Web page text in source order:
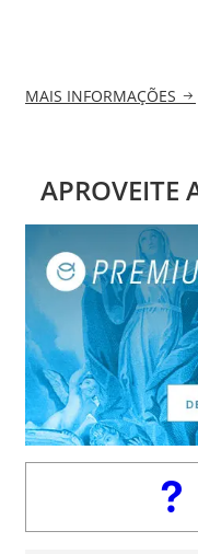
MAIS INFORMAÇÕES
APROVEITE